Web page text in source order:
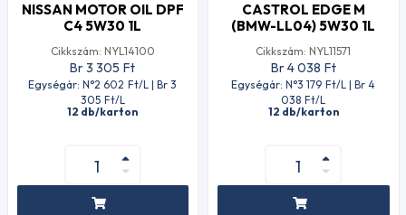
NISSAN MOTOR OIL DPF
C4 5W30 1L
Cikkszám: NYL14100
Br 3 305 Ft
Egységár: N°2 602 Ft/L | Br 3
305 Ft/L
12 db/karton
CASTROL EDGE M
(BMW-LL04) 5W30 1L
Cikkszám: NYL11571
Br 4 038 Ft
Egységár: N°3 179 Ft/L | Br 4
038 Ft/L
12 db/karton